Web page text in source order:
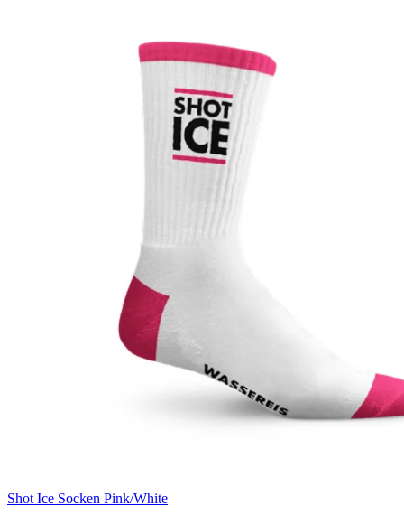
Shot Ice Socken Pink/White